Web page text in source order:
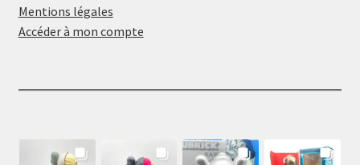
Mentions légales
Accéder à mon compte